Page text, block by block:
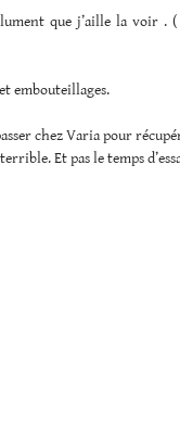
que j’aille la voir .
embouteillages.
chez Varia pour
Et pas le temps